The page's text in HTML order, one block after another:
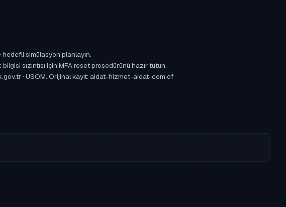
hedefli simülasyon planlayın.
sızıntısı için MFA reset prosedürünü hazır tutun.
· USOM. Orijinal kayıt: aidat-hizmet-aidat-com.cf